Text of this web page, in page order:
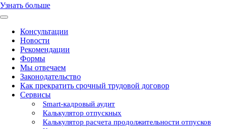
Узнать больше
Консультации
Новости
Рекомендации
Формы
Мы отвечаем
Законодательство
Как прекратить срочный трудовой договор
Сервисы
Smart-кадровый аудит
Калькулятор отпускных
Калькулятор расчета продолжительности отпусков